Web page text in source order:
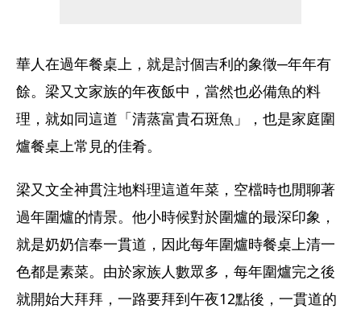
華人在過年餐桌上，就是討個吉利的象徵─年年有
餘。梁又文家族的年夜飯中，當然也必備魚的料
理，就如同這道「清蒸富貴石斑魚」，也是家庭圍
爐餐桌上常見的佳肴。
梁又文全神貫注地料理這道年菜，空檔時也閒聊著
過年圍爐的情景。他小時候對於圍爐的最深印象，
就是奶奶信奉一貫道，因此每年圍爐時餐桌上清一
色都是素菜。由於家族人數眾多，每年圍爐完之後
就開始大拜拜，一路要拜到午夜12點後，一貫道的